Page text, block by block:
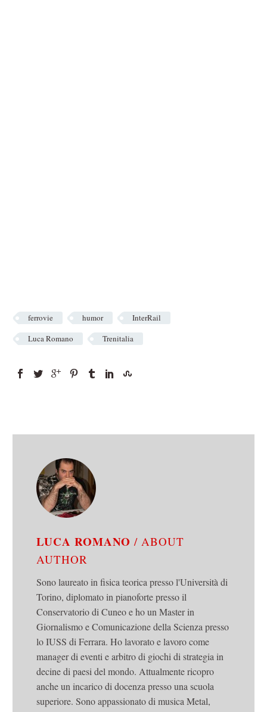
ferrovie humor
InterRail
Luca Romano
Trenitalia
LUCA ROMANO/ ABOUT
AUTHOR
Sono laureato in fisica teorica presso l'Università di
Torino, diplomato in pianoforte presso il
Conservatorio di Cuneo e ho un Master in
Giornalismo e Comunicazione della Scienza presso
lo IUSS di Ferrara. Ho lavorato e lavoro come
manager di eventi e arbitro di giochi di strategia in
decine di paesi del mondo. Attualmente ricopro
anche un incarico di docenza presso una scuola
superiore. Sono appassionato di musica Metal,